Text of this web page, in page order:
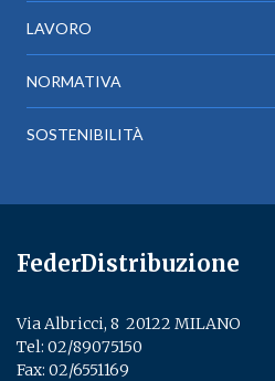
LAVORO
NORMATIVA
SOSTENIBILITÀ
FederDistribuzione
Via Albricci, 8 ­ 20122 MILANO
Tel: 02/89075150
Fax: 02/6551169